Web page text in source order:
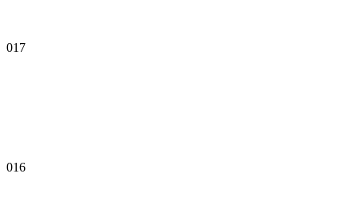
017
016